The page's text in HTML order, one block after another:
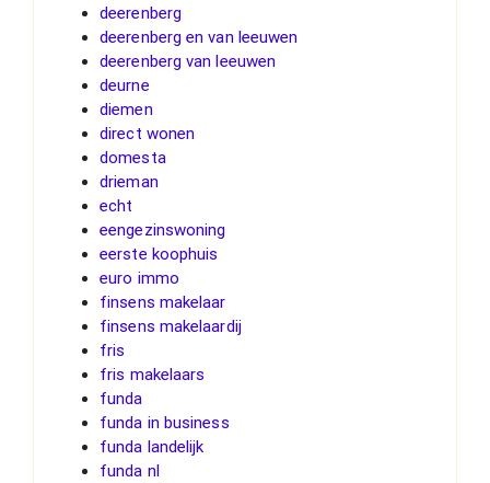
deerenberg
deerenberg en van leeuwen
deerenberg van leeuwen
deurne
diemen
direct wonen
domesta
drieman
echt
eengezinswoning
eerste koophuis
euro immo
finsens makelaar
finsens makelaardij
fris
fris makelaars
funda
funda in business
funda landelijk
funda nl